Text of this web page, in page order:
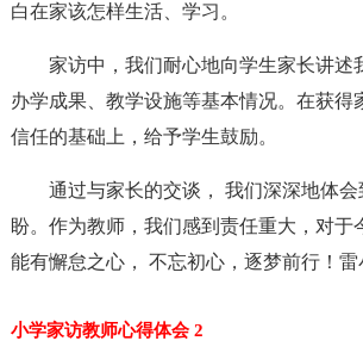
白在家该怎样生活、学习。
家访中，我们耐心地向学生家长讲述
办学成果、教学设施等基本情况。在获得
信任的基础上，给予学生鼓励。
通过与家长的交谈， 我们深深地体
盼。作为教师，我们感到责任重大，对于
能有懈怠之心， 不忘初心，逐梦前行！雷
小学家访教师心得体会 2